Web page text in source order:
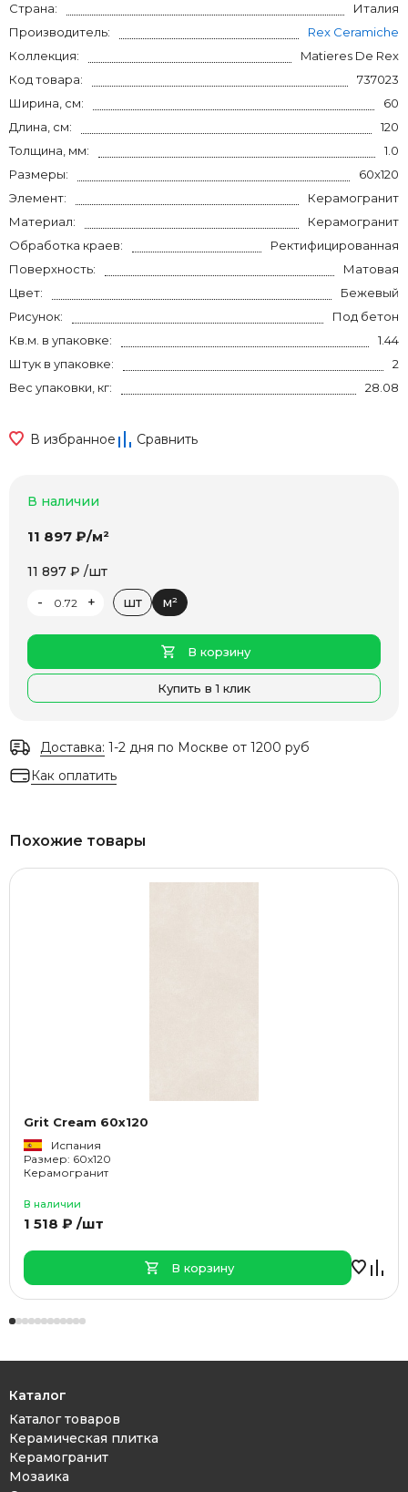
Страна:
Италия
Производитель:
Rex Ceramiche
Коллекция:
Matieres De Rex
Код товара:
737023
Ширина, см:
60
Длина, см:
120
Толщина, мм:
1.0
Размеры:
60x120
Элемент:
Керамогранит
Материал:
Керамогранит
Обработка краев:
Ректифицированная
Поверхность:
Матовая
Цвет:
Бежевый
Рисунок:
Под бетон
Кв.м. в упаковке:
1.44
Штук в упаковке:
2
Вес упаковки, кг:
28.08
В избранное Сравнить
В наличии
11 897 ₽/м²
11 897 ₽ /шт
-
+ шт м²
В корзину
Купить в 1 клик
Доставка: 1-2 дня по Москве от 1200 руб
Как оплатить
Похожие товары
Grit Cream 60x120
Испания
Размер: 60x120
Керамогранит
В наличии
1 518 ₽ /шт
В корзину
Каталог
Каталог товаров
Керамическая плитка
Керамогранит
Мозаика